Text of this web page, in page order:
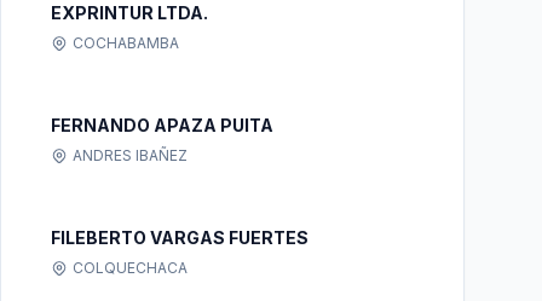
EXPRINTUR LTDA.
COCHABAMBA
FERNANDO APAZA PUITA
ANDRES IBAÑEZ
FILEBERTO VARGAS FUERTES
COLQUECHACA